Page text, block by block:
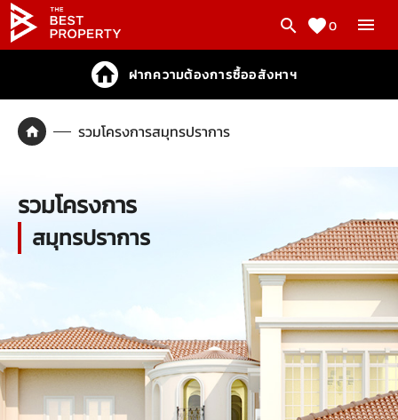
0
ฝากความต้องการซื้ออสังหาฯ
รวมโครงการสมุทรปราการ
รวมโครงการ
สมุทรปราการ